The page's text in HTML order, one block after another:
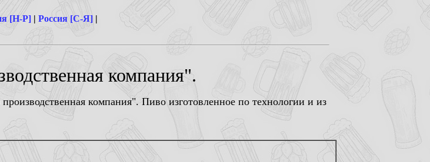
[Н-Р] | Россия [С-Я] |
компания".
компания". Пиво изготовленное по технологии и из